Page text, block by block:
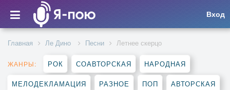
Вход
Главная Ле Дино Песни Летнее скерцо
ЖАНРЫ: РОК СОАВТОРСКАЯ НАРОДНАЯ
МЕЛОДЕКЛАМАЦИЯ РАЗНОЕ ПОП АВТОРСКАЯ